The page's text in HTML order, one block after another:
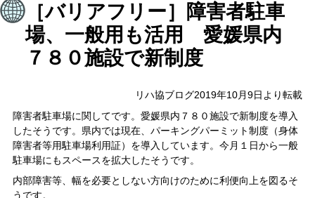
［バリアフリー］障害者駐車
場、一般用も活用 愛媛県内
７８０施設で新制度
リハ協ブログ2019年10月9日より転載
障害者駐車場に関してです。愛媛県内７８０施設で新制度を導入
したそうです。県内では現在、パーキングパーミット制度（身体
障害者等用駐車場利用証）を導入しています。今月１日から一般
駐車場にもスペースを拡大したそうです。
内部障害等、幅を必要としない方向けのために利便向上を図るそ
うです。